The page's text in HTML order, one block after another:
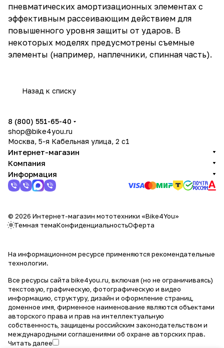
пневматических амортизационных элементах с
эффективным рассеивающим действием для
повышенного уровня защиты от ударов. В
некоторых моделях предусмотрены съемные
элементы (например, наплечники, спинная часть).
Назад к списку
8 (800) 551-65-40
shop@bike4you.ru
Москва, 5-я Кабельная улица, 2 с1
Интернет-магазин
Компания
Информация
© 2026 Интернет-магазин мототехники «Bike4You»
Темная темаКонфиденциальностьОферта
На информационном ресурсе применяются рекомендательные
технологии.
Все ресурсы сайта bike4you.ru, включая (но не ограничиваясь)
текстовую, графическую, фотографическую и видео
информацию, структуру, дизайн и оформление страниц,
доменное имя, фирменное наименование являются объектами
авторского права и прав на интеллектуальную
собственность, защищены российским законодательством и
международными соглашениями об охране авторских прав.
Читать далее